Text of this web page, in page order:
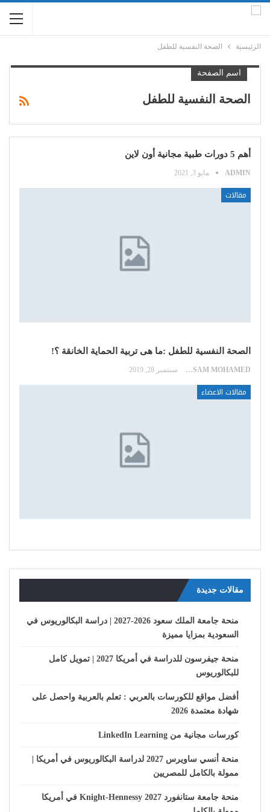
الرئيسية الصحة النفسية للطفل
اسم الصفحة
الصحة النفسية للطفل
أهم 5 دورات طبية مجانية أون لاين
ADMIN مايو 3, 2021
مقالات
الصحة النفسية للطفل :ما هى تربية الحماية الخانقة ؟!
HOSSAM MOHAMED سبتمبر 28, 2019
مقالات الاعضاء
مقالات جديدة
منحة جامعة الملك سعود 2026-2027 | دراسة البكالوريوس في
السعودية بمزايا مميزة
منحة جيفرسون للدراسة في أمريكا 2027 | تمويل كامل
للبكالوريوس
أفضل مواقع للكورسات بالعربي : تعلم بالعربية واحصل على
شهادة معتمدة 2026
كورسات مجانية من LinkedIn Learning
منحة أنسي ساويرس 2027 لدراسة البكالوريوس في أمريكا |
ممولة بالكامل للمصريين
منحة جامعة ستانفورد Knight-Hennessy 2027 في أمريكا